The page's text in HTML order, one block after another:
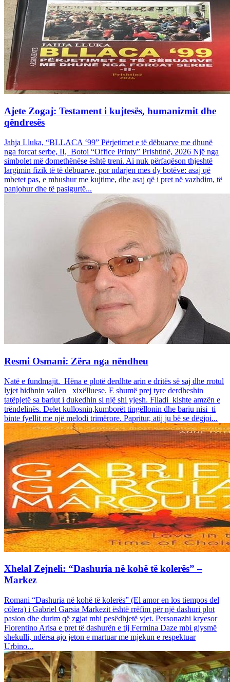
Ajete Zogaj: Testament i kujtesës, humanizmit dhe
qëndresës
Jahja Lluka, “BLLACA ‘99” Përjetimet e të dëbuarve me dhunë
nga forcat serbe, II, Botoi “Office Printy” Prishtinë, 2026 Një nga
simbolet më domethënëse është treni. Ai nuk përfaqëson thjeshtë
largimin fizik të të dëbuarve, por ndarjen mes dy botëve: asaj që
mbetet pas, e mbushur me kujtime, dhe asaj që i pret në vazhdim, të
panjohur dhe të pasigurtë...
Resmi Osmani: Zëra nga nëndheu
Natë e fundmajit. Hëna e plotë derdhte arin e dritës së saj dhe rrotul
lyjet hidhnin vallen xixëlluese. E shumë prej tyre derdheshin
tatëpjetë sa bariut i dukedhin si një shi yjesh. Flladi kishte amzën e
trëndelinës. Delet kullosnin,kumborët tingëllonin dhe bariu nisi ti
binte fyellit me një melodi trimërore. Papritur, atij ju bë se dëgjoi...
Xhelal Zejneli: “Dashuria në kohë të kolerës” –
Markez
Romani “Dashuria në kohë të kolerës” (El amor en los tiempos del
cólera) i Gabriel Garsia Markezit është rrëfim për një dashuri plot
pasion dhe durim që zgjat mbi pesëdhjetë vjet. Personazhi kryesor
Florentino Arisa e pret të dashurën e tij Fermina Daze mbi gjysmë
shekulli, ndërsa ajo jeton e martuar me mjekun e respektuar
Urbino...